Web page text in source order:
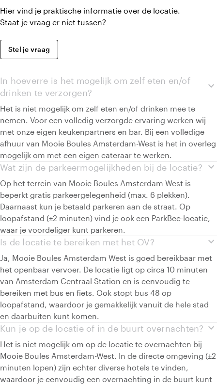
Hier vind je praktische informatie over de locatie.
Staat je vraag er niet tussen?
Stel je vraag
expand_more
In hoeverre is het mogelijk om zelf eten en/of
drinken te verzorgen?
Het is niet mogelijk om zelf eten en/of drinken mee te
nemen. Voor een volledig verzorgde ervaring werken wij
met onze eigen keukenpartners en bar. Bij een volledige
afhuur van Mooie Boules Amsterdam-West is het in overleg
mogelijk om met een eigen cateraar te werken.
expand_more
Wat zijn de parkeermogelijkheden bij de locatie?
Op het terrein van Mooie Boules Amsterdam-West is
beperkt gratis parkeergelegenheid (max. 6 plekken).
Daarnaast kun je betaald parkeren aan de straat. Op
loopafstand (±2 minuten) vind je ook een ParkBee-locatie,
waar je voordeliger kunt parkeren.
expand_more
Is de locatie te bereiken met het OV?
Ja, Mooie Boules Amsterdam West is goed bereikbaar met
het openbaar vervoer. De locatie ligt op circa 10 minuten
van Amsterdam Centraal Station en is eenvoudig te
bereiken met bus en fiets. Ook stopt bus 48 op
loopafstand, waardoor je gemakkelijk vanuit de hele stad
en daarbuiten kunt komen.
expand_more
Kun je op de locatie of in de buurt overnachten?
Het is niet mogelijk om op de locatie te overnachten bij
Mooie Boules Amsterdam-West. In de directe omgeving (±2
minuten lopen) zijn echter diverse hotels te vinden,
waardoor je eenvoudig een overnachting in de buurt kunt